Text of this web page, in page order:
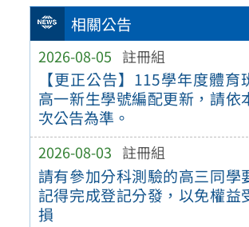
相關公告
2026-08-05 註冊組
【更正公告】115學年度體育
高一新生學號編配更新，請依
次公告為準。
2026-08-03 註冊組
請有參加分科測驗的高三同學
記得完成登記分發，以免權益
損